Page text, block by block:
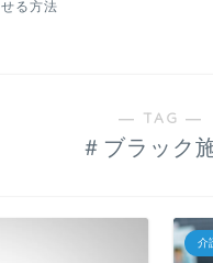
せる方法
― TAG ―
＃ブラック
介